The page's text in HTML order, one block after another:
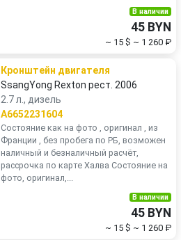
В наличии
45 BYN
~ 15 $ ~ 1 260 ₽
Кронштейн двигателя
SsangYong Rexton рест. 2006
2.7 л., дизель
A6652231604
Состояние как на фото , оригинал , из
Франции , без пробега по РБ, возможен
наличный и безналичный расчёт,
рассрочка по карте Халва Состояние на
фото, оригинал,...
В наличии
45 BYN
~ 15 $ ~ 1 260 ₽